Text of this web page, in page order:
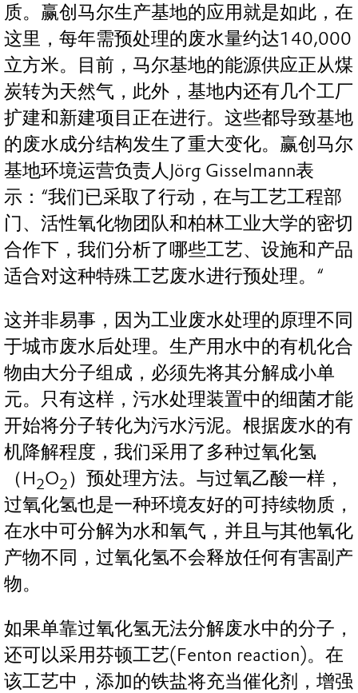
质。赢创马尔生产基地的应用就是如此，在
这里，每年需预处理的废水量约达140,000
立方米。目前，马尔基地的能源供应正从煤
炭转为天然气，此外，基地内还有几个工厂
扩建和新建项目正在进行。这些都导致基地
的废水成分结构发生了重大变化。赢创马尔
基地环境运营负责人Jörg Gisselmann表
示：“我们已采取了行动，在与工艺工程部
门、活性氧化物团队和柏林工业大学的密切
合作下，我们分析了哪些工艺、设施和产品
适合对这种特殊工艺废水进行预处理。“
这并非易事，因为工业废水处理的原理不同
于城市废水后处理。生产用水中的有机化合
物由大分子组成，必须先将其分解成小单
元。只有这样，污水处理装置中的细菌才能
开始将分子转化为污水污泥。根据废水的有
机降解程度，我们采用了多种过氧化氢
（H2O2）预处理方法。与过氧乙酸一样，
过氧化氢也是一种环境友好的可持续物质，
在水中可分解为水和氧气，并且与其他氧化
产物不同，过氧化氢不会释放任何有害副产
物。
如果单靠过氧化氢无法分解废水中的分子，
还可以采用芬顿工艺(Fenton reaction)。在
该工艺中，添加的铁盐将充当催化剂，增强